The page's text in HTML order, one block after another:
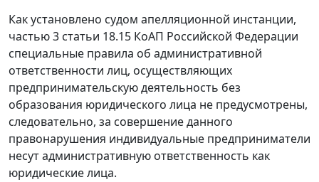
Как установлено судом апелляционной инстанции,
частью 3 статьи 18.15 КоАП Российской Федерации
специальные правила об административной
ответственности лиц, осуществляющих
предпринимательскую деятельность без
образования юридического лица не предусмотрены,
следовательно, за совершение данного
правонарушения индивидуальные предприниматели
несут административную ответственность как
юридические лица.